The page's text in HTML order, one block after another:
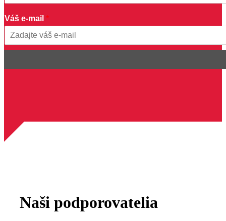
V
š
á
š
Váš e-mail *
Email
Naši podporovatelia